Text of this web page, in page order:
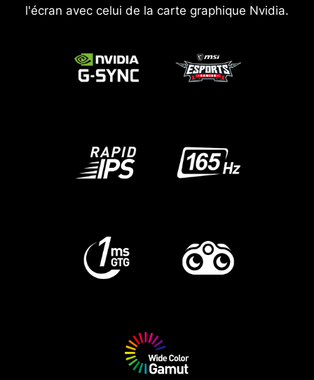
l'écran avec celui de la carte graphique Nvidia.